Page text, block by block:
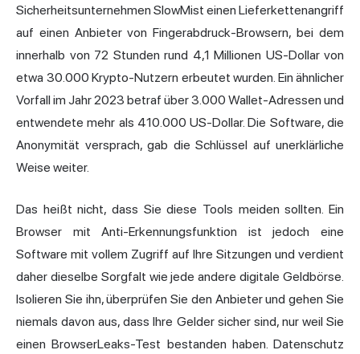
Sicherheitsunternehmen SlowMist einen Lieferkettenangriff
auf einen Anbieter von Fingerabdruck-Browsern, bei dem
innerhalb von 72 Stunden rund 4,1 Millionen US-Dollar von
etwa 30.000 Krypto-Nutzern erbeutet wurden. Ein ähnlicher
Vorfall im Jahr 2023 betraf über 3.000 Wallet-Adressen und
entwendete mehr als 410.000 US-Dollar. Die Software, die
Anonymität versprach, gab die Schlüssel auf unerklärliche
Weise weiter.
Das heißt nicht, dass Sie diese Tools meiden sollten. Ein
Browser mit Anti-Erkennungsfunktion ist jedoch eine
Software mit vollem Zugriff auf Ihre Sitzungen und verdient
daher dieselbe Sorgfalt wie jede andere digitale Geldbörse.
Isolieren Sie ihn, überprüfen Sie den Anbieter und gehen Sie
niemals davon aus, dass Ihre Gelder sicher sind, nur weil Sie
einen BrowserLeaks-Test bestanden haben. Datenschutz